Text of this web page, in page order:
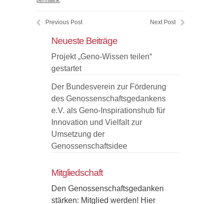
Previous Post Next Post
Neueste Beiträge
Projekt „Geno-Wissen teilen“
gestartet
Der Bundesverein zur Förderung
des Genossenschaftsgedankens
e.V. als Geno-Inspirationshub für
Innovation und Vielfalt zur
Umsetzung der
Genossenschaftsidee
Mitgliedschaft
Den Genossenschaftsgedanken
stärken: Mitglied werden! Hier